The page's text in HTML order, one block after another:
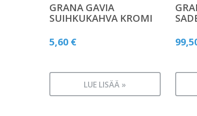
GRANA GAVIA
SUIHKUKAHVA KROMI
5,60 €
LUE LISÄÄ »